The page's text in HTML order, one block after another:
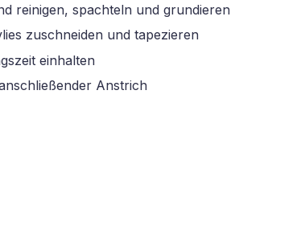
reinigen, spachteln und grundieren
zuschneiden und tapezieren
einhalten
Anstrich